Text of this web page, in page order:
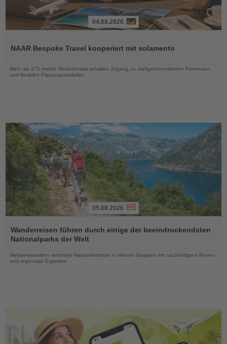
die
04.08.2026
NAAR Bespoke Travel kooperiert mit solamento
Mehr als 470 mobile Reiseberater erhalten Zugang zu maßgeschneiderten Fernreisen
und flexiblen Planungsmodellen
Sie
die
Nachrichten
05.08.2026
Wanderreisen führen durch einige der beeindruckendsten
Nationalparks der Welt
Weltweitwandern verbindet Naturerlebnisse in kleinen Gruppen mit nachhaltigem Reisen
und regionaler Expertise